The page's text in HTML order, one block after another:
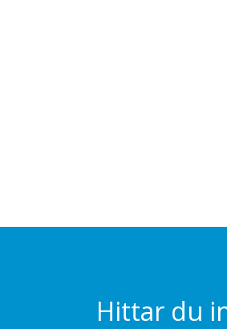
Hittar du